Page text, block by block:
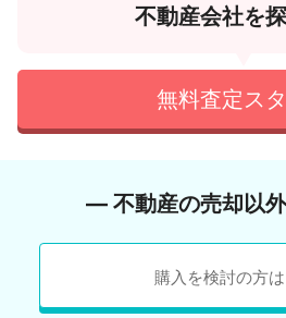
不動産会社を
無料査定ス
― 不動産の売却以
購入を検討の方